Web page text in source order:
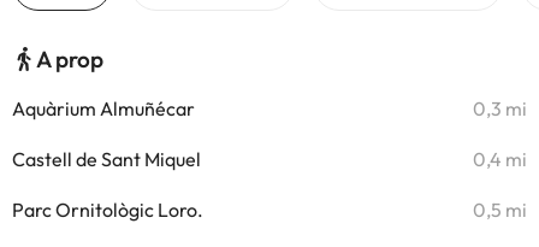
A prop
Aquàrium Almuñécar 0,3 mi
Castell de Sant Miquel 0,4 mi
Parc Ornitològic Loro. 0,5 mi